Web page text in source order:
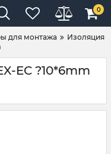
0
для монтажа
Изоляция
EC ?10*6mm